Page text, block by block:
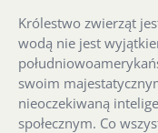
Królestwo zwierząt
wodą nie jest
swoim
nieoczekiwaną
społecznym. Co